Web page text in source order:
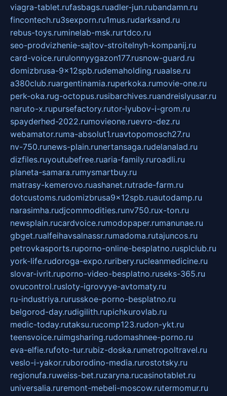
viagra-tablet.rufasbags.ruadler-jun.rubandamn.ru
fincontech.ru3sexporn.ru1mus.rudarksand.ru
rebus-toys.ruminelab-msk.rurtdco.ru
seo-prodvizhenie-sajtov-stroitelnyh-kompanij.ru
card-voice.rurulonnyygazon177.rusnow-guard.ru
domizbrusa-9x12spb.rudemaholding.ruaalse.ru
a380club.ruargentinamia.ruperkoka.rumovie-one.ru
perk-oka.rug-octopus.rusibarchives.ruandreislyusar.ru
naruto-x.rupursefactory.rutor-lyubov-i-grom.ru
spayderhed-2022.rumovieone.ruevro-dez.ru
webamator.ruma-absolut1.ruavtopomosch27.ru
nv-750.runews-plain.runertansaga.rudelanalad.ru
dizfiles.ruyoutubefree.ruaria-family.ruroadli.ru
planeta-samara.rumysmartbuy.ru
matrasy-kemerovo.ruashanet.rutrade-farm.ru
dotcustoms.rudomizbrusa9x12spb.ruautodamp.ru
narasimha.rudjcommodities.runv750.rux-ton.ru
newsplain.rucardvoice.rumodopaper.rumanunae.ru
gbget.rualfeihavsalnassr.rumadoma.rutajuncos.ru
petrovkasports.ruporno-online-besplatno.rusplclub.ru
york-life.rudoroga-expo.ruribery.rucleanmedicine.ru
slovar-ivrit.ruporno-video-besplatno.ruseks-365.ru
ovucontrol.rusloty-igrovyye-avtomaty.ru
ru-industriya.rurusskoe-porno-besplatno.ru
belgorod-day.rudigilith.rupichkurovlab.ru
medic-today.rutaksu.rucomp123.rudon-ykt.ru
teensvoice.ruimgsharing.rudomashnee-porno.ru
eva-elfie.rufoto-tur.rubiz-doska.rumetropoltravel.ru
veslo-i-yakor.ruborodino-media.rurostotsky.ru
regionufa.ruweiss-bet.ruzaryna.rucasinotablet.ru
universalia.ruremont-mebeli-moscow.rutermomur.ru